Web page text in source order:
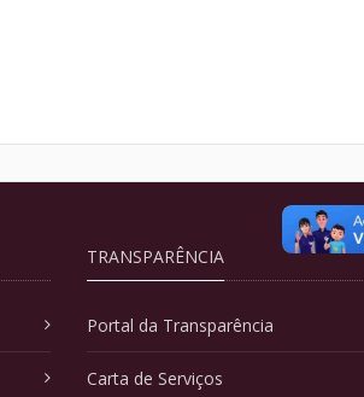
TRANSPARÊNCIA
Portal da Transparência
Carta de Serviços